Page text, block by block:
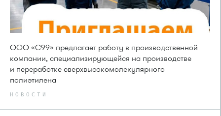
ООО «С99» предлагает работу в производственной
компании, специализирующейся на производстве
и переработке сверхвысокомолекулярного
полиэтилена
НОВОСТИ